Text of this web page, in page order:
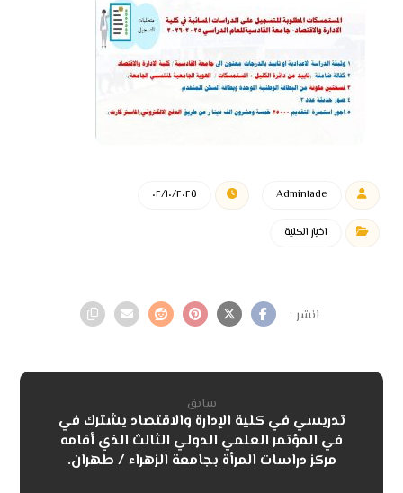
Admin١ade ٠٢/١٠/٢٠٢٥
اخبار الكلية
سابق
تدريسي في كلية الإدارة والاقتصاد يشترك في
في المؤتمر العلمي الدولي الثالث الذي أقامه
مركز دراسات المرأة بجامعة الزهراء / طهران.